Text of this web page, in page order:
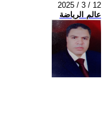
2025 / 3 / 12
عالم الرياضة